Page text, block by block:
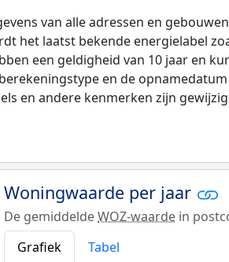
van alle adressen en
het laatst bekende energielabel
een geldigheid van 10 jaar en
en de
en andere kenmerken zijn
Woningwaarde per jaar
De gemiddeldeWOZ-waarde in
Grafiek
Tabel